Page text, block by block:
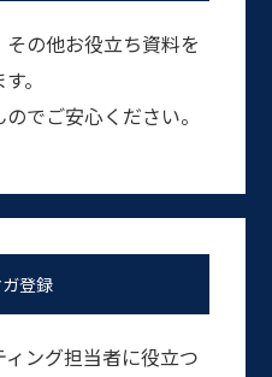
の他お役立ち資料を
。
でご安心ください。
登録
ング担当者に役立つ